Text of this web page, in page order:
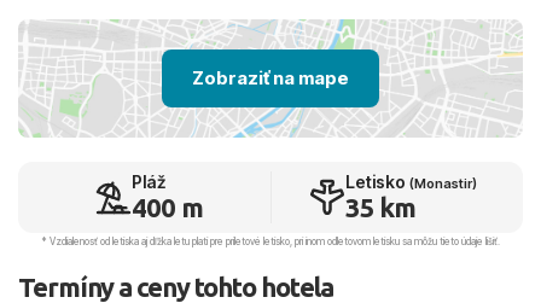
Zobraziť na mape
Pláž
400 m
Letisko (Monastir)
35 km
* Vzdialenosť od letiska aj dľžka letu platí pre príletové letisko, pri inom odletovom letisku sa môžu tieto údaje líšiť.
Termíny a ceny tohto hotela